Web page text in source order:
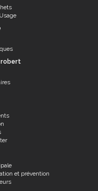
et prévention